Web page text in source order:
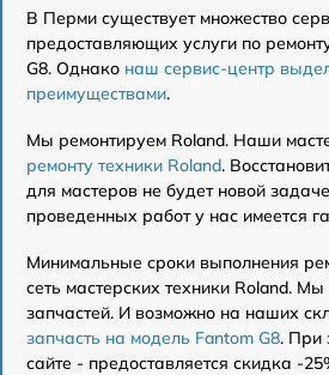
В Перми существует множество
предоставляющих услуги по
G8. Однако наш сервис-центр
преимуществами.
Мы ремонтируем Roland. Наши
ремонту техники Roland.
для мастеров не будет новой
проведенных работ у нас имеется
Минимальные сроки выполнения
сеть мастерских техники Roland.
запчастей. И возможно на наших
запчасть на модель Fantom G8. При
сайте - предоставляется скидка -